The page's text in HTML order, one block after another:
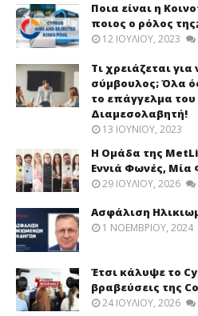
Ποια είναι η
ποιος ο ρόλος της;
12 ΙΟΥΛΊΟΥ, 2023
Τι χρειάζεται
σύμβουλος; Όλα
το επάγγελμα
Διαμεσολαβητή!
13 ΙΟΥΝΊΟΥ, 2023
Η Ομάδα της
Εννιά Φωνές, Μία
29 ΙΟΥΛΊΟΥ, 2026
Ασφάλιση
1 ΝΟΕΜΒΡΊΟΥ, 2024
Έτσι κάλυψε το
βραβεύσεις της
24 ΙΟΥΛΊΟΥ, 2026